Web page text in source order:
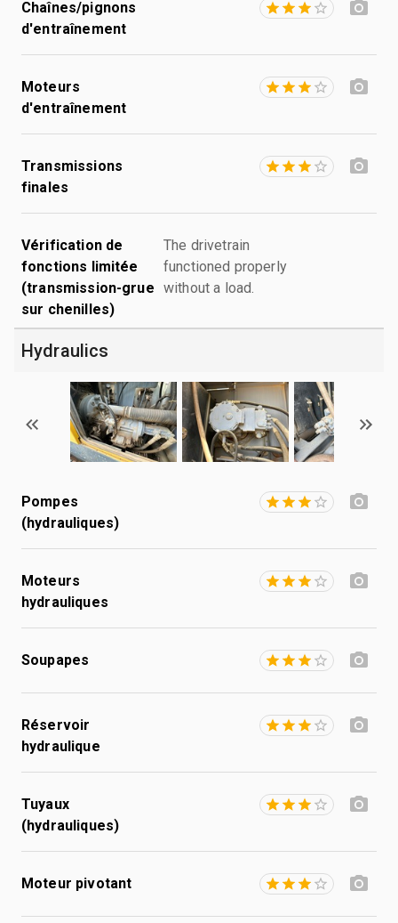
Chaînes/pignons
d'entraînement
Moteurs
d'entraînement
Transmissions
finales
Vérification de
fonctions limitée
(transmission-grue
sur chenilles)
The drivetrain
functioned properly
without a load.
Hydraulics
Pompes
(hydrauliques)
Moteurs
hydrauliques
Soupapes
Réservoir
hydraulique
Tuyaux
(hydrauliques)
Moteur pivotant